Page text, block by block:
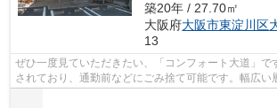
築20年 / 27.70㎡
大阪府大阪市東淀川区
13
ぜひ一度見ていただきたい、「コンフォート大道」で
されており、通勤前などにごみ捨て可能です。幅広い